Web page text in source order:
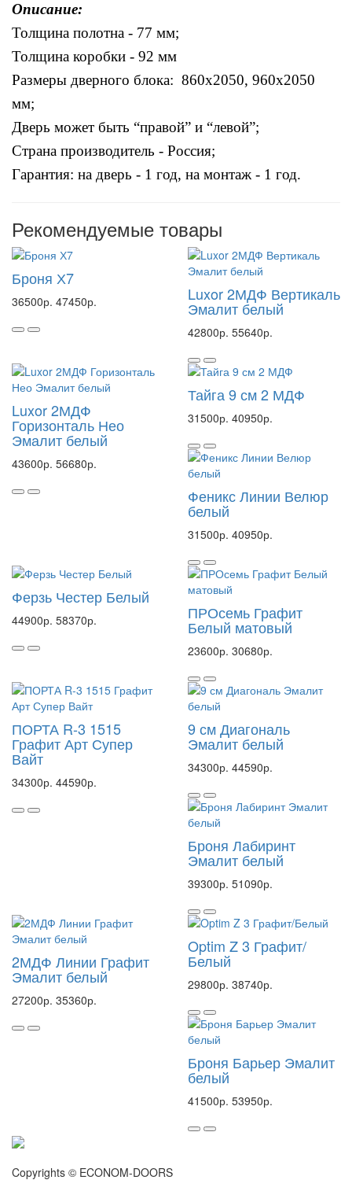
Описание:
Толщина полотна - 77 мм;
Толщина коробки - 92 мм
Размеры дверного блока:  860х2050, 960х2050
мм;
Дверь может быть “правой” и “левой”;
Страна производитель - Россия;
Гарантия: на дверь - 1 год, на монтаж - 1 год.
Рекомендуемые товары
Броня Х7
36500р. 47450р. Luxor 2МДФ Вертикаль
Эмалит белый
42800р. 55640р.
Luxor 2МДФ
Горизонталь Нео
Эмалит белый
43600р. 56680р.
Тайга 9 см 2 МДФ
31500р. 40950р.
Феникс Линии Велюр
белый
31500р. 40950р.
Ферзь Честер Белый
44900р. 58370р. ПРОсемь Графит
Белый матовый
23600р. 30680р.
ПОРТА R-3 1515
Графит Арт Супер
Вайт
34300р. 44590р.
9 см Диагональ
Эмалит белый
34300р. 44590р.
Броня Лабиринт
Эмалит белый
39300р. 51090р.
2МДФ Линии Графит
Эмалит белый
27200р. 35360р.
Optim Z 3 Графит/
Белый
29800р. 38740р.
Броня Барьер Эмалит
белый
41500р. 53950р.
Copyrights © ECONOM-DOORS